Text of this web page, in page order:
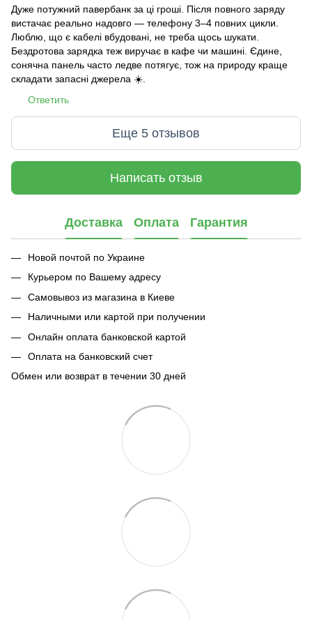
Дуже потужний павербанк за ці гроші. Після повного заряду
вистачає реально надовго — телефону 3–4 повних цикли.
Люблю, що є кабелі вбудовані, не треба щось шукати.
Бездротова зарядка теж виручає в кафе чи машині. Єдине,
сонячна панель часто ледве потягує, тож на природу краще
складати запасні джерела ☀️.
Ответить
Еще 5 отзывов
Написать отзыв
Доставка Оплата Гарантия
Новой почтой по Украине
Курьером по Вашему адресу
Самовывоз из магазина в Киеве
Наличными или картой при получении
Онлайн оплата банковской картой
Оплата на банковский счет
Обмен или возврат в течении 30 дней